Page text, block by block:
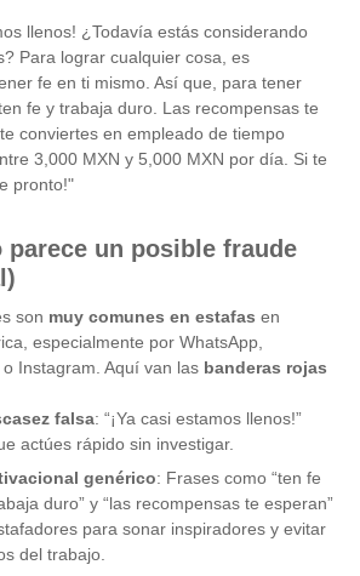
llenos! ¿Todavía estás considerando
Para lograr cualquier cosa, es
fe en ti mismo. Así que, para tener
fe y trabaja duro. Las recompensas te
conviertes en empleado de tiempo
3,000 MXN y 5,000 MXN por día. Si te
pronto!"
un posible fraude
son muy comunes en estafas en
especialmente por WhatsApp,
Instagram. Aquí van las banderas rojas
falsa: “¡Ya casi estamos llenos!”
actúes rápido sin investigar.
genérico: Frases como “ten fe
duro” y “las recompensas te esperan”
para sonar inspiradores y evitar
del trabajo.